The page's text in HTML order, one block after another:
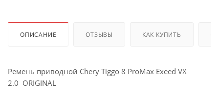
ОПИСАНИЕ ОТЗЫВЫ КАК КУПИТЬ
Ремень приводной Chery Tiggo 8 ProMax Exeed VX
2.0 ORIGINAL